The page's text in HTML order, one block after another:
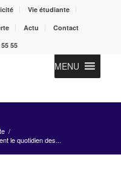
Vie étudiante
Actu
Contact
55
MENU
/
le quotidien des...